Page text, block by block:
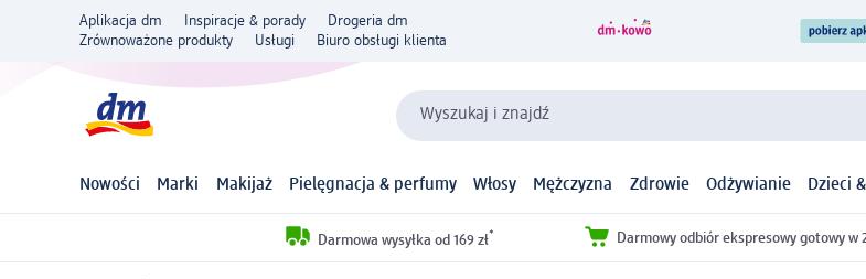
Aplikacja dm Inspiracje & porady
Drogeria dm
Zrównoważone produkty
Usługi Biuro obsługi klienta
Wyszukaj i znajdź
Nowości Marki Makijaż Pielęgnacja & perfumy Włosy Mężczyzna Zdrowie Odżywianie Dzieci
Darmowa wysyłka od 169 zł* Darmowy odbiór ekspresowy gotowy w